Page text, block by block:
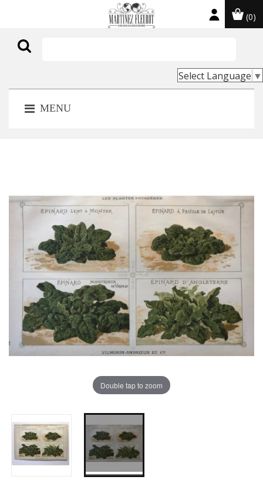
(0)
Select Language ▼
MENU
Double tap to zoom